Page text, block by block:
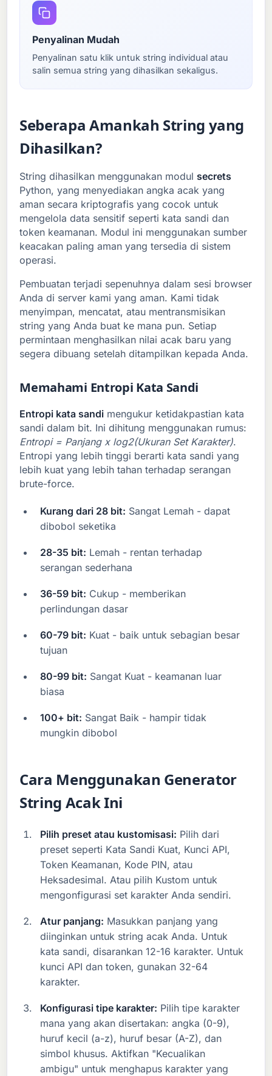
Penyalinan Mudah
Penyalinan satu klik untuk string individual atau
salin semua string yang dihasilkan sekaligus.
Seberapa Amankah String yang
Dihasilkan?
String dihasilkan menggunakan modul secrets
Python, yang menyediakan angka acak yang
aman secara kriptografis yang cocok untuk
mengelola data sensitif seperti kata sandi dan
token keamanan. Modul ini menggunakan sumber
keacakan paling aman yang tersedia di sistem
operasi.
Pembuatan terjadi sepenuhnya dalam sesi browser
Anda di server kami yang aman. Kami tidak
menyimpan, mencatat, atau mentransmisikan
string yang Anda buat ke mana pun. Setiap
permintaan menghasilkan nilai acak baru yang
segera dibuang setelah ditampilkan kepada Anda.
Memahami Entropi Kata Sandi
Entropi kata sandi mengukur ketidakpastian kata
sandi dalam bit. Ini dihitung menggunakan rumus:
Entropi = Panjang x log2(Ukuran Set Karakter).
Entropi yang lebih tinggi berarti kata sandi yang
lebih kuat yang lebih tahan terhadap serangan
brute-force.
Kurang dari 28 bit: Sangat Lemah - dapat
dibobol seketika
28-35 bit: Lemah - rentan terhadap
serangan sederhana
36-59 bit: Cukup - memberikan
perlindungan dasar
60-79 bit: Kuat - baik untuk sebagian besar
tujuan
80-99 bit: Sangat Kuat - keamanan luar
biasa
100+ bit: Sangat Baik - hampir tidak
mungkin dibobol
Cara Menggunakan Generator
String Acak Ini
Pilih preset atau kustomisasi: Pilih dari
preset seperti Kata Sandi Kuat, Kunci API,
Token Keamanan, Kode PIN, atau
Heksadesimal. Atau pilih Kustom untuk
mengonfigurasi set karakter Anda sendiri.
Atur panjang: Masukkan panjang yang
diinginkan untuk string acak Anda. Untuk
kata sandi, disarankan 12-16 karakter. Untuk
kunci API dan token, gunakan 32-64
karakter.
Konfigurasi tipe karakter: Pilih tipe karakter
mana yang akan disertakan: angka (0-9),
huruf kecil (a-z), huruf besar (A-Z), dan
simbol khusus. Aktifkan "Kecualikan
ambigu" untuk menghapus karakter yang